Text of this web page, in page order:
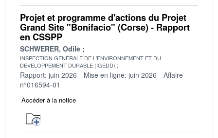
Projet et programme d'actions du Projet
Grand Site "Bonifacio" (Corse) - Rapport
en CSSPP
SCHWERER, Odile
INSPECTION GENERALE DE L'ENVIRONNEMENT ET DU
DEVELOPPEMENT DURABLE (IGEDD)
Rapport: juin 2026 Mise en ligne: juin 2026
Affaire
n°016594-01
Accéder à la notice